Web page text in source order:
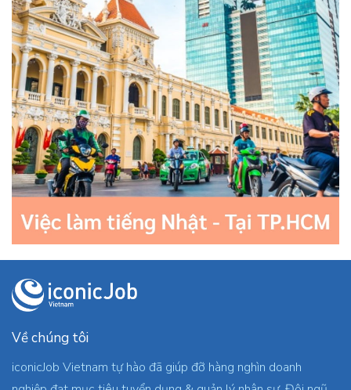
Về chúng tôi
iconicJob Vietnam tự hào đã giúp đỡ hàng nghìn doanh